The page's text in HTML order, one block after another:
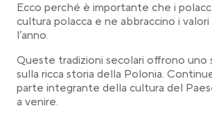
Ecco perché è importante che i
cultura polacca e ne abbraccino i
l’anno.
Queste tradizioni secolari offrono uno
sulla ricca storia della Polonia.
parte integrante della cultura del
a venire.